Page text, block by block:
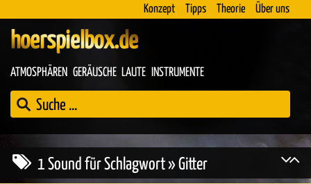
Konzept Tipps Theorie Über uns
hoerspielbox.de
ATMOSPHÄREN GERÄUSCHE LAUTE INSTRUMENTE
1 Sound für Schlagwort » Gitter